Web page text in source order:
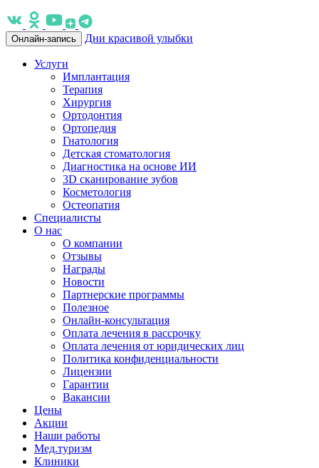
Онлайн-запись Дни красивой улыбки
Услуги
Имплантация
Терапия
Хирургия
Ортодонтия
Ортопедия
Гнатология
Детская стоматология
Диагностика на основе ИИ
3D сканирование зубов
Косметология
Остеопатия
Специалисты
О нас
О компании
Отзывы
Награды
Новости
Партнерские программы
Полезное
Онлайн-консультация
Оплата лечения в рассрочку
Оплата лечения от юридических лиц
Политика конфиденциальности
Лицензии
Гарантии
Вакансии
Цены
Акции
Наши работы
Мед.туризм
Клиники